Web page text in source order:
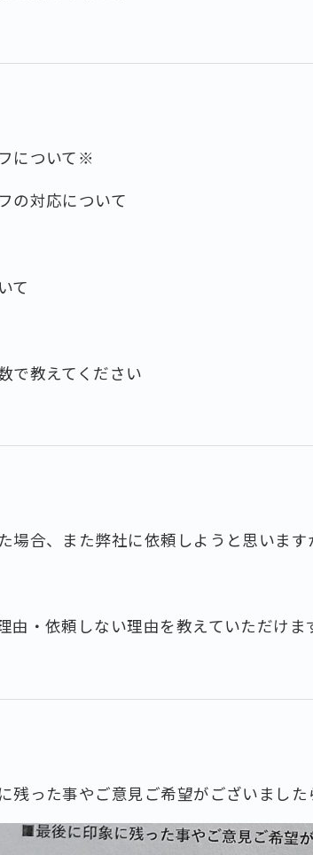
について※
の対応について
て
で教えてください
場合、また弊社に依頼しようと思います
由・依頼しない理由を教えていただけま
残った事やご意見ご希望がございました